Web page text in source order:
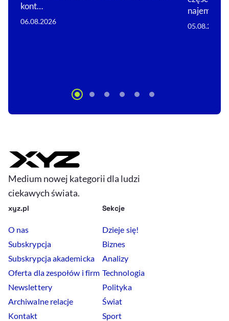
kont…
06.08.2026
najemców.
05.08.2026
Medium nowej kategorii dla ludzi
ciekawych świata.
xyz.pl
O nas
Subskrypcja
Subskrypcja akademicka
Oferta dla zespołów i firm
Newslettery
Archiwalne relacje
Kontakt
Sekcje
Dzieje się!
Biznes
Analizy
Technologia
Polityka
Świat
Sport